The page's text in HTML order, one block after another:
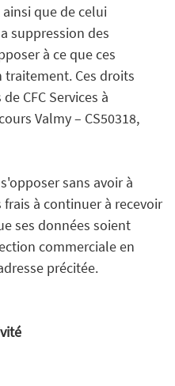
que de celui
suppression des
à ce que ces
Ces droits
CFC Services à
Valmy – CS50318,
sans avoir à
à continuer à recevoir
ses données soient
commerciale en
précitée.